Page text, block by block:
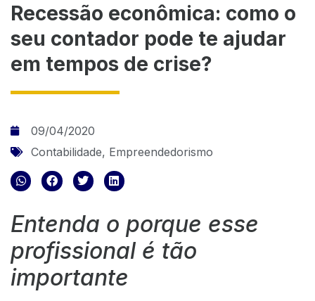
Recessão econômica: como o
seu contador pode te ajudar
em tempos de crise?
09/04/2020
Contabilidade, Empreendedorismo
Entenda o porque esse
profissional é tão
importante